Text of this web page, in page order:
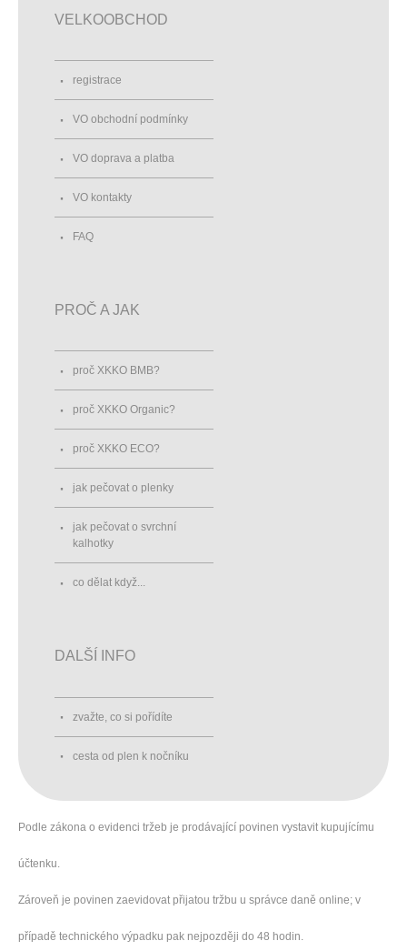
VELKOOBCHOD
registrace
VO obchodní podmínky
VO doprava a platba
VO kontakty
FAQ
PROČ A JAK
proč XKKO BMB?
proč XKKO Organic?
proč XKKO ECO?
jak pečovat o plenky
jak pečovat o svrchní
kalhotky
co dělat když...
DALŠÍ INFO
zvažte, co si pořídíte
cesta od plen k nočníku
Podle zákona o evidenci tržeb je prodávající povinen vystavit kupujícímu
účtenku.
Zároveň je povinen zaevidovat přijatou tržbu u správce daně online; v
případě technického výpadku pak nejpozději do 48 hodin.